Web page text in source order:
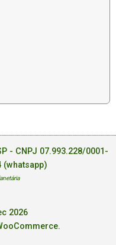
- CNPJ 07.993.228/0001-
(whatsapp)
2026
.